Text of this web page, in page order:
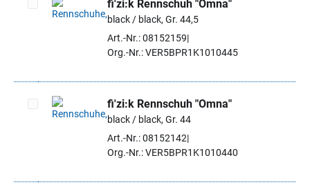
Artikel auswählen
fi'zi:k Rennschuh "Omna"
black / black, Gr. 44,5
Art.-Nr.: 08152159
Org.-Nr.: VER5BPR1K1010445
Artikel auswählen
fi'zi:k Rennschuh "Omna"
black / black, Gr. 44
Art.-Nr.: 08152142
Org.-Nr.: VER5BPR1K1010440